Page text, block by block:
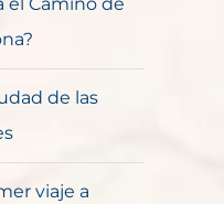
de las
viaje a